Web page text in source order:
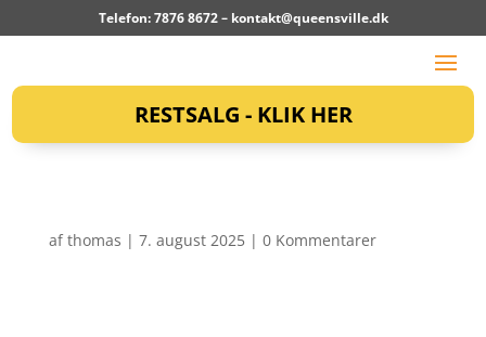
Telefon: 7876 8672 – kontakt@queensville.dk
RESTSALG - KLIK HER
afthomas | 7. august 2025| 0 Kommentarer